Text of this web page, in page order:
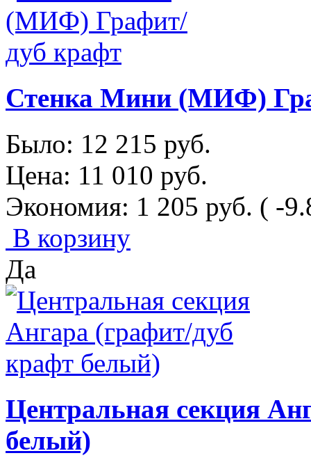
Стенка Мини (МИФ)
Было: 12 215 руб.
Цена: 11 010 руб.
Экономия: 1 205 руб. ( -
В корзину
Да
Центральная секция
белый)